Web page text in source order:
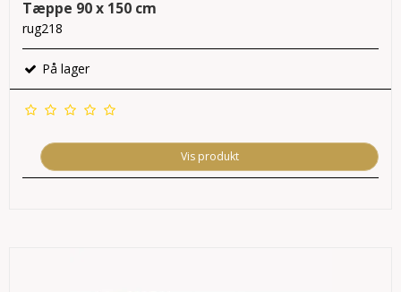
Tæppe 90 x 150 cm
rug218
På lager
Vis produkt